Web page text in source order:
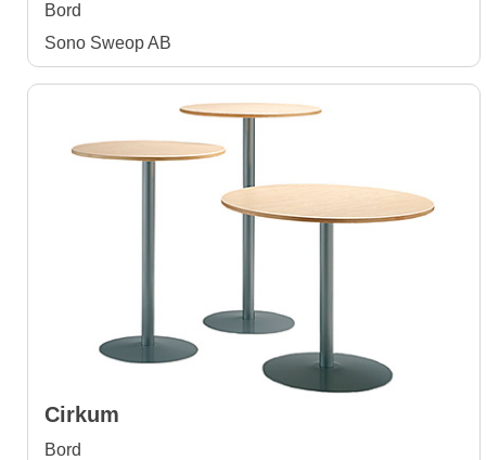
Bord
Sono Sweop AB
Cirkum
Bord